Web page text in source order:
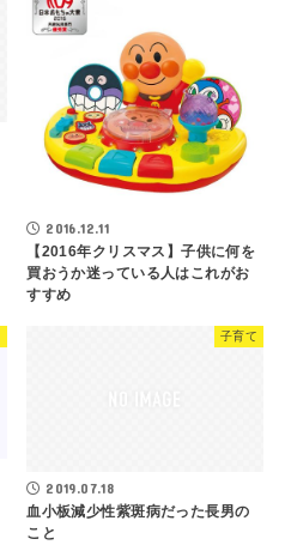
2016.12.11
【2016年クリスマス】子供に何を
買おうか迷っている人はこれがお
すすめ
子育て
2019.07.18
血小板減少性紫斑病だった長男の
こと